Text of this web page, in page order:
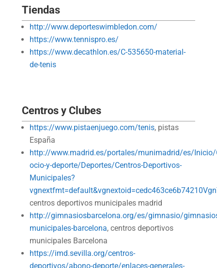
Tiendas
http://www.deporteswimbledon.com/
https://www.tennispro.es/
https://www.decathlon.es/C-535650-material-
de-tenis
Centros y Clubes
https://www.pistaenjuego.com/tenis, pistas
España
http://www.madrid.es/portales/munimadrid/es/Inicio/
ocio-y-deporte/Deportes/Centros-Deportivos-
Municipales?
centros deportivos municipales madrid
http://gimnasiosbarcelona.org/es/gimnasio/
municipales-barcelona, centros deportivos
municipales Barcelona
https://imd.sevilla.org/centros-
deportivos/abono-deporte/enlaces-generales-